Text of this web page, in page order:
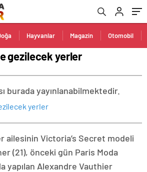
Hayvanlar Magazin Otomobil
gezilecek yerler
burada yayınlanabilmektedir.
ailesinin Victoria’s Secret modeli
(21), önceki gün Paris Moda
yapılan Alexandre Vauthier